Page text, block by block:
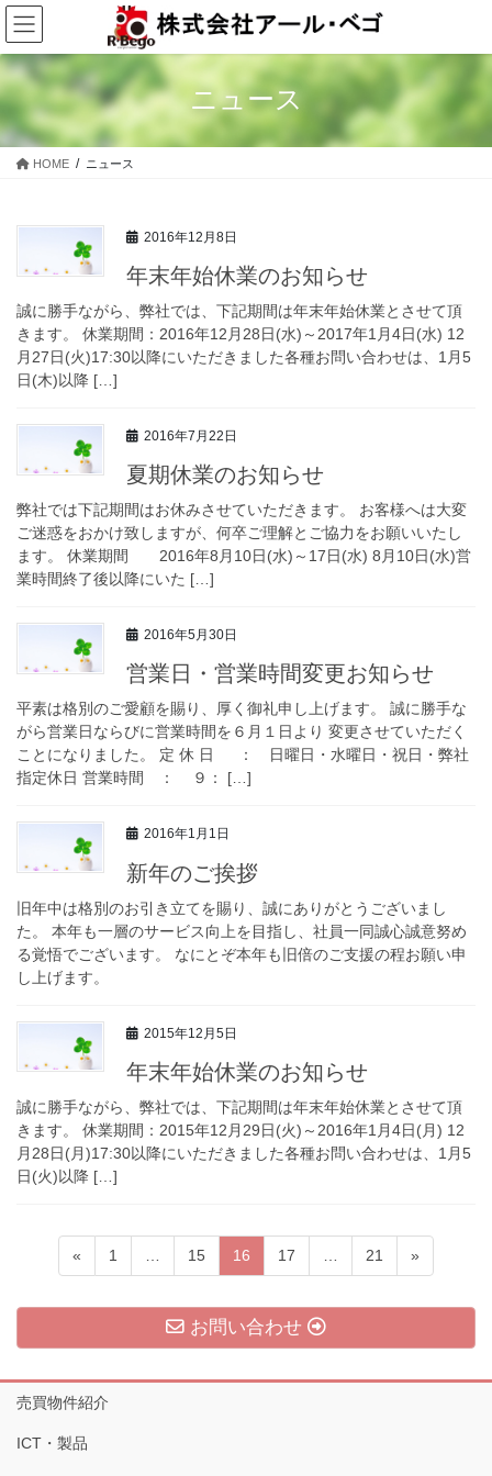
コ
ン
テ
ン
ツ
に
移
ナ
ビ
ゲ
ー
シ
ョ
ン
ニュース
HOME ニュース
2016年12月8日
年末年始休業のお知らせ
誠に勝手ながら、弊社では、下記期間は年末年始休業とさせて頂
きます。 休業期間：2016年12月28日(水)～2017年1月4日(水) 12
月27日(火)17:30以降にいただきました各種お問い合わせは、1月5
日(木)以降 […]
2016年7月22日
夏期休業のお知らせ
弊社では下記期間はお休みさせていただきます。 お客様へは大変
ご迷惑をおかけ致しますが、何卒ご理解とご協力をお願いいたし
ます。 休業期間 2016年8月10日(水)～17日(水) 8月10日(水)営
業時間終了後以降にいた […]
2016年5月30日
営業日・営業時間変更お知らせ
平素は格別のご愛顧を賜り、厚く御礼申し上げます。 誠に勝手な
がら営業日ならびに営業時間を６月１日より 変更させていただく
ことになりました。 定 休 日 ： 日曜日・水曜日・祝日・弊社
指定休日 営業時間 ： ９： […]
2016年1月1日
新年のご挨拶
旧年中は格別のお引き立てを賜り、誠にありがとうございまし
た。 本年も一層のサービス向上を目指し、社員一同誠心誠意努め
る覚悟でございます。 なにとぞ本年も旧倍のご支援の程お願い申
し上げます。
2015年12月5日
年末年始休業のお知らせ
誠に勝手ながら、弊社では、下記期間は年末年始休業とさせて頂
きます。 休業期間：2015年12月29日(火)～2016年1月4日(月) 12
月28日(月)17:30以降にいただきました各種お問い合わせは、1月5
日(火)以降 […]
の
ペ
ー
ジ
送
«
ペ
ー
ジ
1
ペ
ー
ジ
15
ペ
ー
ジ
16
ペ
ー
ジ
17
ペ
ー
ジ
21 »
お問い合わせ
売買物件紹介
ICT・製品